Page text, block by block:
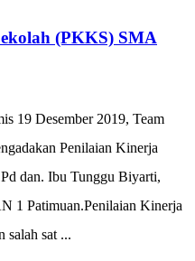
(PKKS) SMA
19 Desember 2019, Team
Penilaian Kinerja
dan. Ibu Tunggu Biyarti,
1 Patimuan.Penilaian Kinerja
salah sat ...